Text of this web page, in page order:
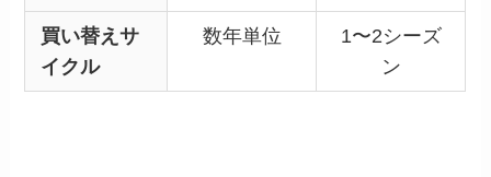
買い替えサ
イクル
数年単位
1〜2シーズ
ン